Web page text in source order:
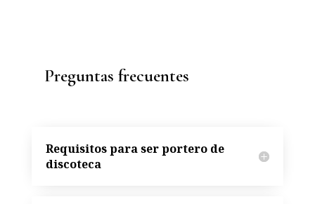
Preguntas frecuentes
Requisitos para ser portero de
discoteca